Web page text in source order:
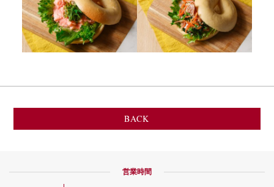
BACK
営業時間